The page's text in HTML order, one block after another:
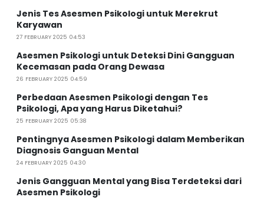
Jenis Tes Asesmen Psikologi untuk Merekrut
Karyawan
27 FEBRUARY 2025 04:53
Asesmen Psikologi untuk Deteksi Dini Gangguan
Kecemasan pada Orang Dewasa
26 FEBRUARY 2025 04:59
Perbedaan Asesmen Psikologi dengan Tes
Psikologi, Apa yang Harus Diketahui?
25 FEBRUARY 2025 05:38
Pentingnya Asesmen Psikologi dalam Memberikan
Diagnosis Ganguan Mental
24 FEBRUARY 2025 04:30
Jenis Gangguan Mental yang Bisa Terdeteksi dari
Asesmen Psikologi